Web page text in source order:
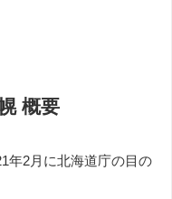
概要
年2月に北海道庁の目の